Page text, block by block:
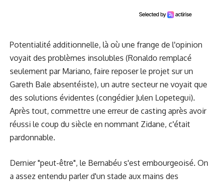
Potentialité additionnelle, là où une frange de l'opinion
voyait des problèmes insolubles (Ronaldo remplacé
seulement par Mariano, faire reposer le projet sur un
Gareth Bale absentéiste), un autre secteur ne voyait que
des solutions évidentes (congédier Julen Lopetegui).
Après tout, commettre une erreur de casting après avoir
réussi le coup du siècle en nommant Zidane, c'était
pardonnable.
Dernier "peut-être", le Bernabéu s'est embourgeoisé. On
a assez entendu parler d'un stade aux mains des